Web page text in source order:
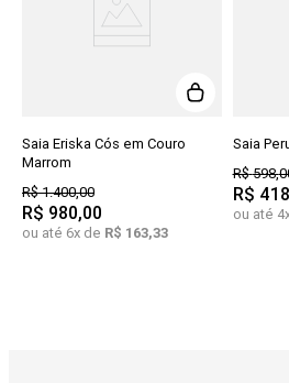
Saia Eriska Cós em Couro
Marrom
R$1.400,00
R$ 980,00
ou até 6x de R$ 163,33
Saia
R$598,
R$ 418
ou até 4